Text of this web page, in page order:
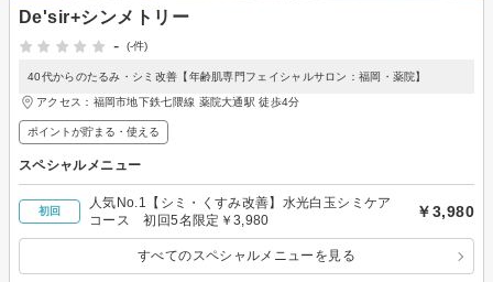
De'sir+シンメトリー
-
(-件)
40代からのたるみ・シミ改善【年齢肌専門フェイシャルサロン：福岡・薬院】
アクセス：福岡市地下鉄七隈線 薬院大通駅 徒歩4分
ポイントが貯まる・使える
スペシャルメニュー
初回
人気No.1【シミ・くすみ改善】水光白玉シミケア
コース 初回5名限定￥3,980
￥3,980
すべてのスペシャルメニューを見る